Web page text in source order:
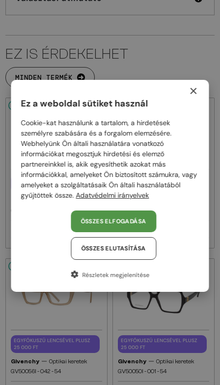
EZ IS ÉRDEKELHET
MINDEN TERMÉK
48/72 -20%
EGYFÓKUSZÚ LENCSÉVEL PLUSZ
25 000 FT
Givenchy — Optikai keretek
GV50039U - 028 - 55
48/72
— Napszemüvegek
153 000 Ft
EGYFÓKUSZÚ LENCSÉVEL PLUSZ
25 000 FT
Givenchy — Optikai keretek
GV50056I - 042 - 54
EGYFÓKUSZÚ LENCSÉVEL PLUSZ
25 000 FT
Givenchy — Optikai keretek
GV50050I - 001 - 54
×
Ez a weboldal sütiket használ
Cookie-kat használunk a tartalom, a hirdetések
személyre szabására és a forgalom elemzésére.
Webhelyünk Ön általi használatára vonatkozó
információkat megosztjuk hirdetési és elemző
partnereinkkel is, akik egyesíthetik azokat más
információkkal, amelyeket Ön biztosított számukra, vagy
amelyeket a szolgáltatásaik Ön általi használatából
gyűjtöttek össze. Adatvédelmi irányelvek
ÖSSZES ELFOGADÁSA
ÖSSZES ELUTASÍTÁSA
Részletek megjelenítése